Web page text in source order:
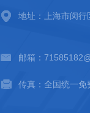
地址：上海市闵
邮箱：
传真：全国统一